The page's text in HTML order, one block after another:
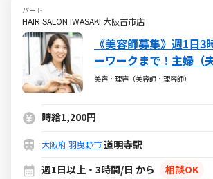
パート
HAIR SALON IWASAKI 大阪古市店
《美容師募集》週1日3
ーワークまで！主婦（
代が活躍しています
美容・理容（美容師・理容師）
時給1,200円
大阪府羽曳野市道明寺駅
週1日以上・3時間/日 から
相談OK